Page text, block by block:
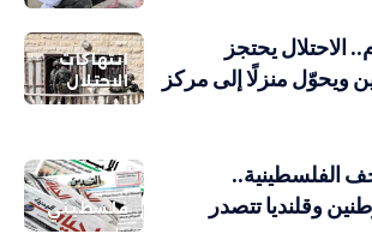
انتهاكات
الاحتلال
الاحتلال يحتجز
ويحوّل منزلًا إلى مركز
فلسطيني
الفلسطينية..
وقلنديا تتصدر